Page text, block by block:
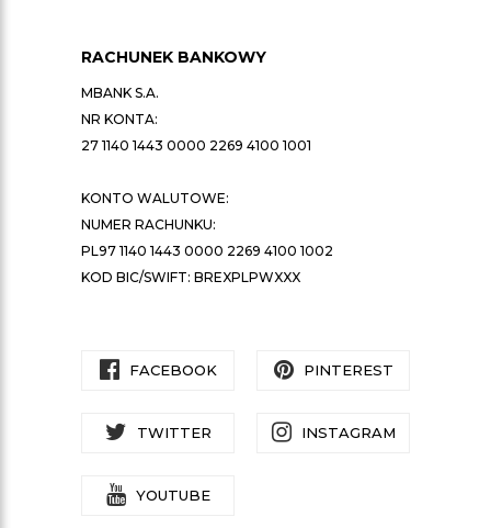
RACHUNEK BANKOWY
MBANK S.A.
NR KONTA:
27 1140 1443 0000 2269 4100 1001
KONTO WALUTOWE:
NUMER RACHUNKU:
PL97 1140 1443 0000 2269 4100 1002
KOD BIC/SWIFT: BREXPLPWXXX
FACEBOOK PINTEREST
TWITTER INSTAGRAM
YOUTUBE